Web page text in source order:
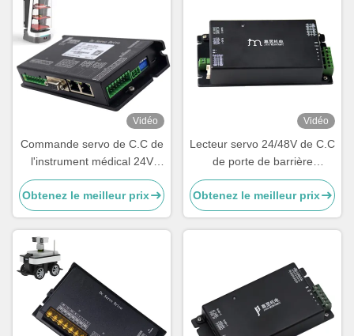
Vidéo
Commande servo de C.C de
l'instrument médical 24V
avec l'encodeur absolu
Obtenez le meilleur prix
Vidéo
Lecteur servo 24/48V de C.C
de porte de barrière
d'oscillation avec l'encodeur
par accroissement
Obtenez le meilleur prix